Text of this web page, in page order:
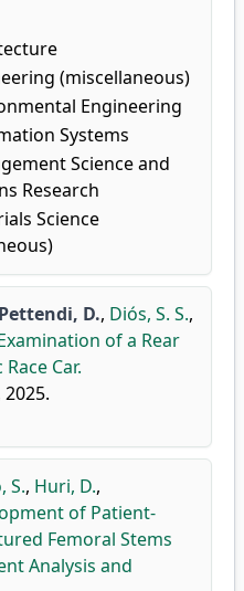
(miscellaneous)
Engineering
Systems
Science and
Research
Science
Pettendi, D., Diós, S. S.,
of a Rear
Car.
2025.
S., Huri, D.,
of Patient-
Femoral Stems
Analysis and